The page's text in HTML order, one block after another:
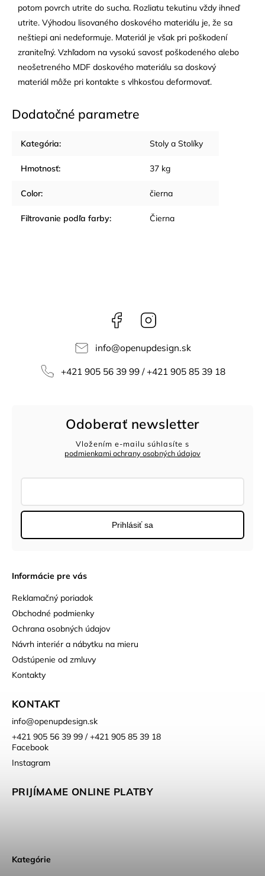
potom povrch utrite do sucha. Rozliatu tekutinu vždy ihneď
utrite. Výhodou lisovaného doskového materiálu je, že sa
neštiepi ani nedeformuje. Materiál je však pri poškodení
zraniteľný. Vzhľadom na vysokú savosť poškodeného alebo
neošetreného MDF doskového materiálu sa doskový
materiál môže pri kontakte s vlhkosťou deformovať.
Dodatočné parametre
Kategória: Stoly a Stolíky
Hmotnosť: 37 kg
Color: čierna
Filtrovanie podľa farby: Čierna
Facebook
info@openupdesign.sk
+421 905 56 39 99 / +421 905 85 39 18
Informácie pre vás
Reklamačný poriadok
Obchodné podmienky
Ochrana osobných údajov
Návrh interiér a nábytku na mieru
Odstúpenie od zmluvy
Kontakty
KONTAKT
info@openupdesign.sk
+421 905 56 39 99 / +421 905 85 39 18
Facebook
Instagram
PRIJÍMAME ONLINE PLATBY
Kategórie
Odoberať newsletter
Vložením e-mailu súhlasíte s
podmienkami ochrany osobných údajov
Prihlásiť sa